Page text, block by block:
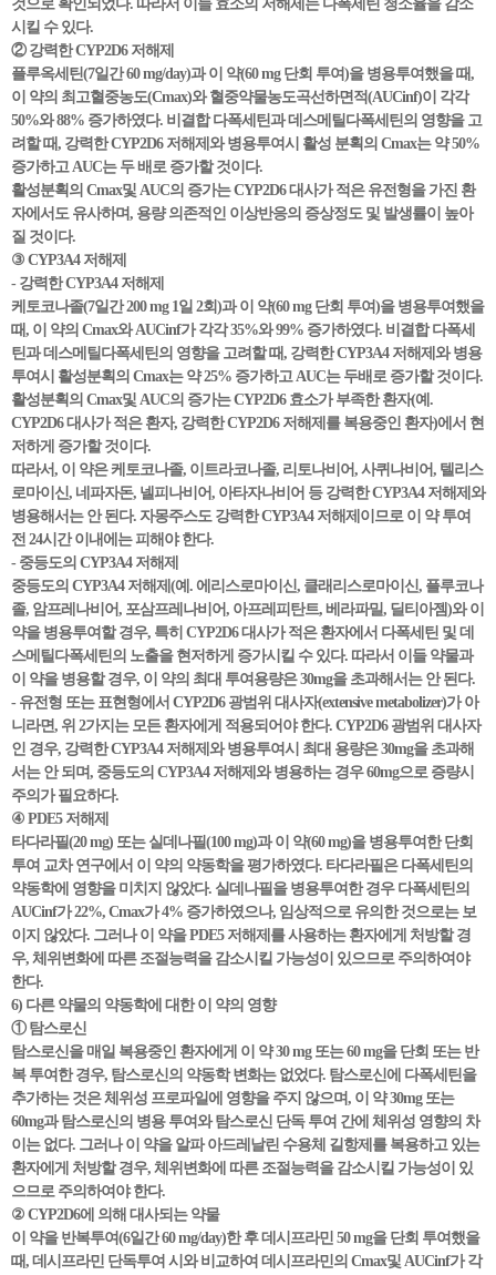
것으로 확인되었다. 따라서 이들 효소의 저해제는 다폭세틴 청소율을 감소
시킬 수 있다.
② 강력한 CYP2D6 저해제
플루옥세틴(7일간 60 mg/day)과 이 약(60 mg 단회 투여)을 병용투여했을 때,
이 약의 최고혈중농도(Cmax)와 혈중약물농도곡선하면적(AUCinf)이 각각
50%와 88% 증가하였다. 비결합 다폭세틴과 데스메틸다폭세틴의 영향을 고
려할 때, 강력한 CYP2D6 저해제와 병용투여시 활성 분획의 Cmax는 약 50%
증가하고 AUC는 두 배로 증가할 것이다.
활성분획의 Cmax및 AUC의 증가는 CYP2D6 대사가 적은 유전형을 가진 환
자에서도 유사하며, 용량 의존적인 이상반응의 증상정도 및 발생률이 높아
질 것이다.
③ CYP3A4 저해제
- 강력한 CYP3A4 저해제
케토코나졸(7일간 200 mg 1일 2회)과 이 약(60 mg 단회 투여)을 병용투여했을
때, 이 약의 Cmax와 AUCinf가 각각 35%와 99% 증가하였다. 비결합 다폭세
틴과 데스메틸다폭세틴의 영향을 고려할 때, 강력한 CYP3A4 저해제와 병용
투여시 활성분획의 Cmax는 약 25% 증가하고 AUC는 두배로 증가할 것이다.
활성분획의 Cmax및 AUC의 증가는 CYP2D6 효소가 부족한 환자(예.
CYP2D6 대사가 적은 환자, 강력한 CYP2D6 저해제를 복용중인 환자)에서 현
저하게 증가할 것이다.
따라서, 이 약은 케토코나졸, 이트라코나졸, 리토나비어, 사퀴나비어, 텔리스
로마이신, 네파자돈, 넬피나비어, 아타자나비어 등 강력한 CYP3A4 저해제와
병용해서는 안 된다. 자몽주스도 강력한 CYP3A4 저해제이므로 이 약 투여
전 24시간 이내에는 피해야 한다.
- 중등도의 CYP3A4 저해제
중등도의 CYP3A4 저해제(예. 에리스로마이신, 클래리스로마이신, 플루코나
졸, 암프레나비어, 포삼프레나비어, 아프레피탄트, 베라파밀, 딜티아젬)와 이
약을 병용투여할 경우, 특히 CYP2D6 대사가 적은 환자에서 다폭세틴 및 데
스메틸다폭세틴의 노출을 현저하게 증가시킬 수 있다. 따라서 이들 약물과
이 약을 병용할 경우, 이 약의 최대 투여용량은 30mg을 초과해서는 안 된다.
- 유전형 또는 표현형에서 CYP2D6 광범위 대사자(extensive metabolizer)가 아
니라면, 위 2가지는 모든 환자에게 적용되어야 한다. CYP2D6 광범위 대사자
인 경우, 강력한 CYP3A4 저해제와 병용투여시 최대 용량은 30mg을 초과해
서는 안 되며, 중등도의 CYP3A4 저해제와 병용하는 경우 60mg으로 증량시
주의가 필요하다.
④ PDE5 저해제
타다라필(20 mg) 또는 실데나필(100 mg)과 이 약(60 mg)을 병용투여한 단회
투여 교차 연구에서 이 약의 약동학을 평가하였다. 타다라필은 다폭세틴의
약동학에 영향을 미치지 않았다. 실데나필을 병용투여한 경우 다폭세틴의
AUCinf가 22%, Cmax가 4% 증가하였으나, 임상적으로 유의한 것으로는 보
이지 않았다. 그러나 이 약을 PDE5 저해제를 사용하는 환자에게 처방할 경
우, 체위변화에 따른 조절능력을 감소시킬 가능성이 있으므로 주의하여야
한다.
6) 다른 약물의 약동학에 대한 이 약의 영향
① 탐스로신
탐스로신을 매일 복용중인 환자에게 이 약 30 mg 또는 60 mg을 단회 또는 반
복 투여한 경우, 탐스로신의 약동학 변화는 없었다. 탐스로신에 다폭세틴을
추가하는 것은 체위성 프로파일에 영향을 주지 않으며, 이 약 30mg 또는
60mg과 탐스로신의 병용 투여와 탐스로신 단독 투여 간에 체위성 영향의 차
이는 없다. 그러나 이 약을 알파 아드레날린 수용체 길항제를 복용하고 있는
환자에게 처방할 경우, 체위변화에 따른 조절능력을 감소시킬 가능성이 있
으므로 주의하여야 한다.
② CYP2D6에 의해 대사되는 약물
이 약을 반복투여(6일간 60 mg/day)한 후 데시프라민 50 mg을 단회 투여했을
때, 데시프라민 단독투여 시와 비교하여 데시프라민의 Cmax및 AUCinf가 각